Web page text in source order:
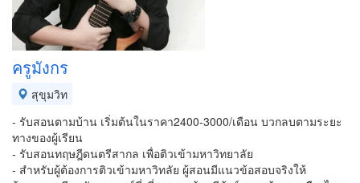
ครูมังกร
สุขุมวิท
- รับสอนตามบ้าน เริ่มต้นในราคา2400-3000/เดือน บวกลบตามระยะ
ทางของผู้เรียน
- รับสอนทฤษฎีดนตรีสากล เพื่อติวเข้ามหาวิทยาลัย
- สำหรับผู้ต้องการติวเข้ามหาวิทลัย ผู้สอนมีแนวข้อสอบจริงให้